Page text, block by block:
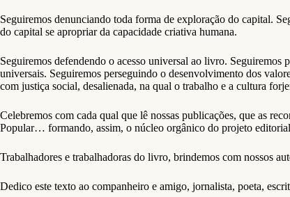
Seguiremos denunciando toda forma de exploração do capital.
do capital se apropriar da capacidade criativa humana.
Seguiremos defendendo o acesso universal ao livro. Seguiremos
universais. Seguiremos perseguindo o desenvolvimento dos
com justiça social, desalienada, na qual o trabalho e a cultura
Celebremos com cada qual que lê nossas publicações, que as
Popular… formando, assim, o núcleo orgânico do projeto
Trabalhadores e trabalhadoras do livro, brindemos com nossos
Dedico este texto ao companheiro e amigo, jornalista, poeta,